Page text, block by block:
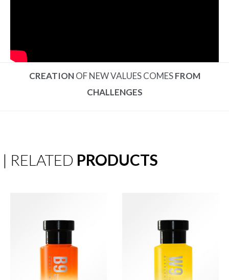
CREATIONOF NEW VALUES COMESFROM
CHALLENGES
| RELATED PRODUCTS